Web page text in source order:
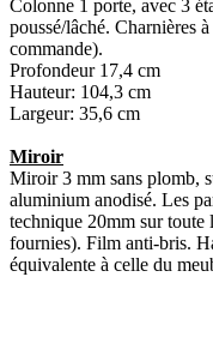
Colonne 1 porte, avec 3
poussé/lâché. Charnières
commande).
Profondeur 17,4 cm
Hauteur: 104,3 cm
Largeur: 35,6 cm
Miroir
Miroir 3 mm sans plomb,
aluminium anodisé. Les
technique 20mm sur
fournies). Film anti-bris.
équivalente à celle du